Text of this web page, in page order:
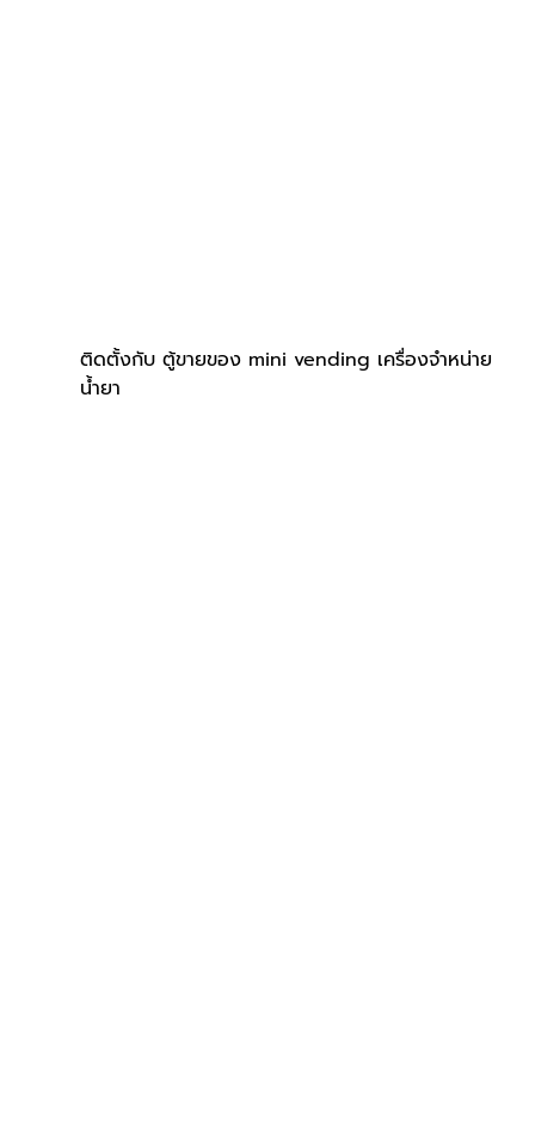
ติดตั้งกับ ตู้ขายของ mini vending เครื่องจำหน่าย
น้ำยา